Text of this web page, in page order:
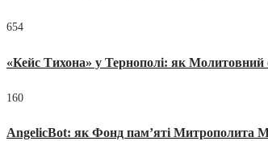
654
«Кейс Тихона» у Тернополі: як
160
AngelicBot: як Фонд пам’яті Митрополита